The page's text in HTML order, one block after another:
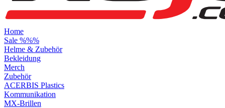
Home
Sale %%%
Helme & Zubehör
Bekleidung
Merch
Zubehör
ACERBIS Plastics
Kommunikation
MX-Brillen